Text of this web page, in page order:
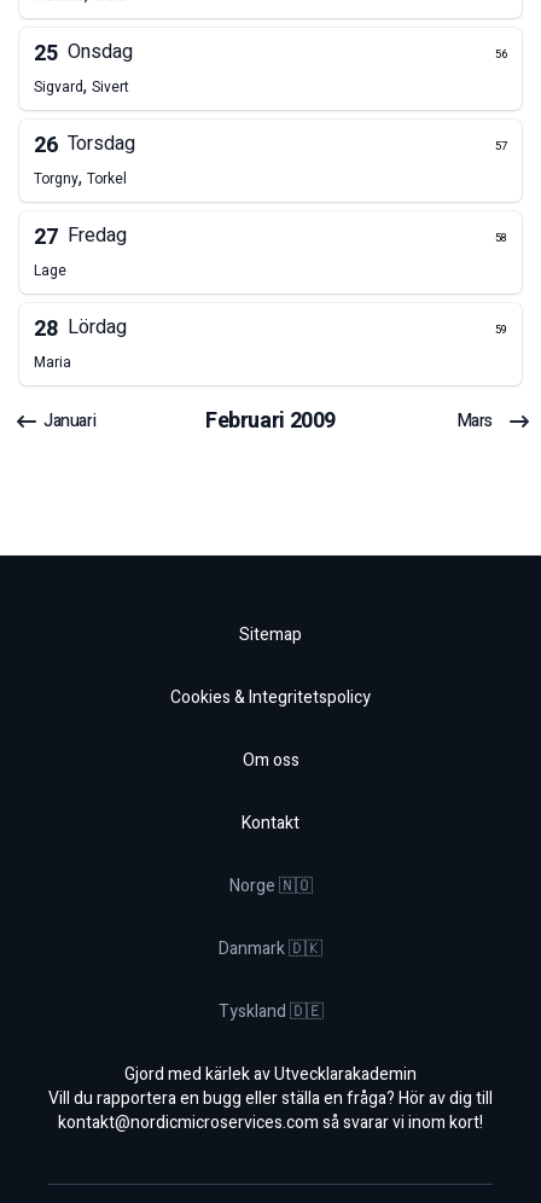
25 Onsdag 56
Sigvard, Sivert
26 Torsdag 57
Torgny, Torkel
27 Fredag 58
Lage
28 Lördag 59
Maria
Januari Februari 2009 Mars
Sitemap
Cookies & Integritetspolicy
Om oss
Kontakt
Norge 🇳🇴
Danmark 🇩🇰
Tyskland 🇩🇪
Gjord med kärlek av Utvecklarakademin
Vill du rapportera en bugg eller ställa en fråga? Hör av dig till
kontakt@nordicmicroservices.comså svarar vi inom kort!